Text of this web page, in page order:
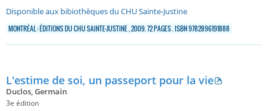
Disponible aux bibiothèques du CHU Sainte-Justine
MONTRÉAL : ÉDITIONS DU CHU SAINTE-JUSTINE , 2009. 72 PAGES . ISBN 9782896191888
L'estime de soi, un passeport pour la vie
Duclos, Germain
3e édition